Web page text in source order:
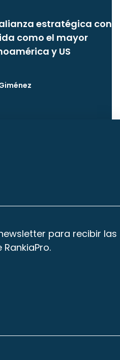
estratégica con
como el mayor
y US
para recibir las